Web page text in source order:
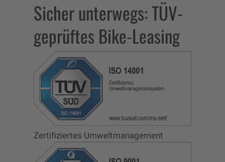
Sicher unterwegs: TÜV-
geprüftes Bike-Leasing
Zertifiziertes Umweltmanagement